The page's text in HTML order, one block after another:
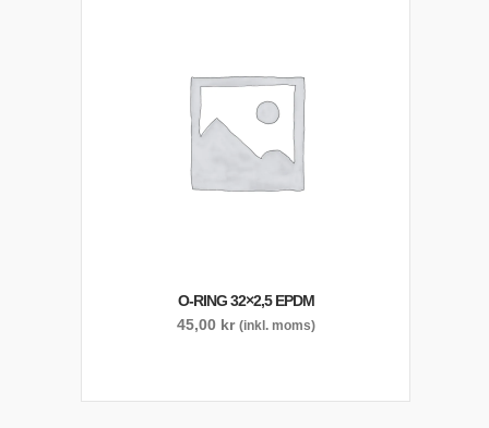
O-RING 32×2,5 EPDM
45,00 kr (inkl. moms)